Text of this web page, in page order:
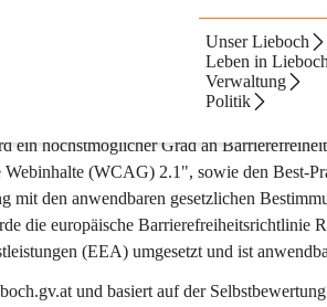
Unser Lieboch
Leben in Lieboch
Verwaltung
Politik
der
ein höchstmöglicher Grad an
(WCAG) 2.1", sowie den Best-
mit den anwendbaren gesetzlichen
die europäische Barrierefreiheitsrichtlinie
(EEA) umgesetzt und ist
und basiert auf der